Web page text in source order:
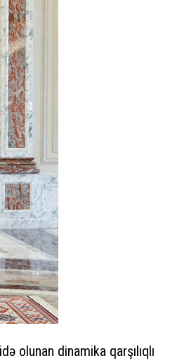
olunan dinamika qarşılıqlı